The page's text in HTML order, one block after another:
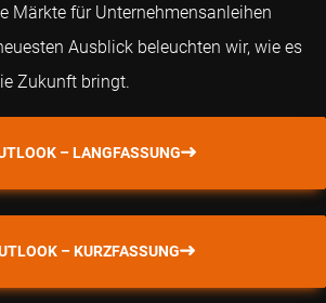
Märkte für Unternehmensanleihen
Ausblick beleuchten wir, wie es
Zukunft bringt.
– LANGFASSUNG
– KURZFASSUNG